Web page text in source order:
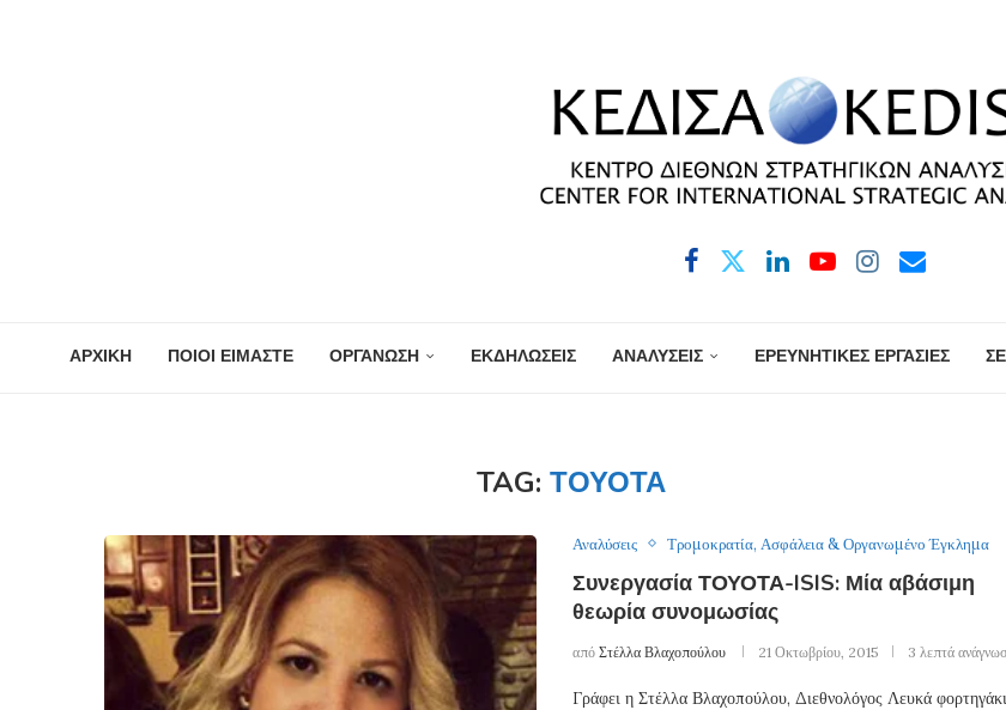
ΑΡΧΙΚΗ ΠΟΙΟΙ ΕΙΜΑΣΤΕ ΟΡΓΑΝΩΣΗ ΕΚΔΗΛΩΣΕΙΣ ΑΝΑΛΥΣΕΙΣ ΕΡΕΥΝΗΤΙΚΕΣ ΕΡΓΑΣΙΕΣ
TAG: ΤΟΥΟΤΑ
Αναλύσεις Τρομοκρατία, Ασφάλεια & Οργανωμένο Έγκλημα
Συνεργασία ΤΟΥΟΤΑ-ISIS: Μία αβάσιμη
θεωρία συνομωσίας
από Στέλλα Βλαχοπούλου 21 Οκτωβρίου, 2015 3 λεπτά
Γράφει η Στέλλα Βλαχοπούλου, Διεθνολόγος Λευκά